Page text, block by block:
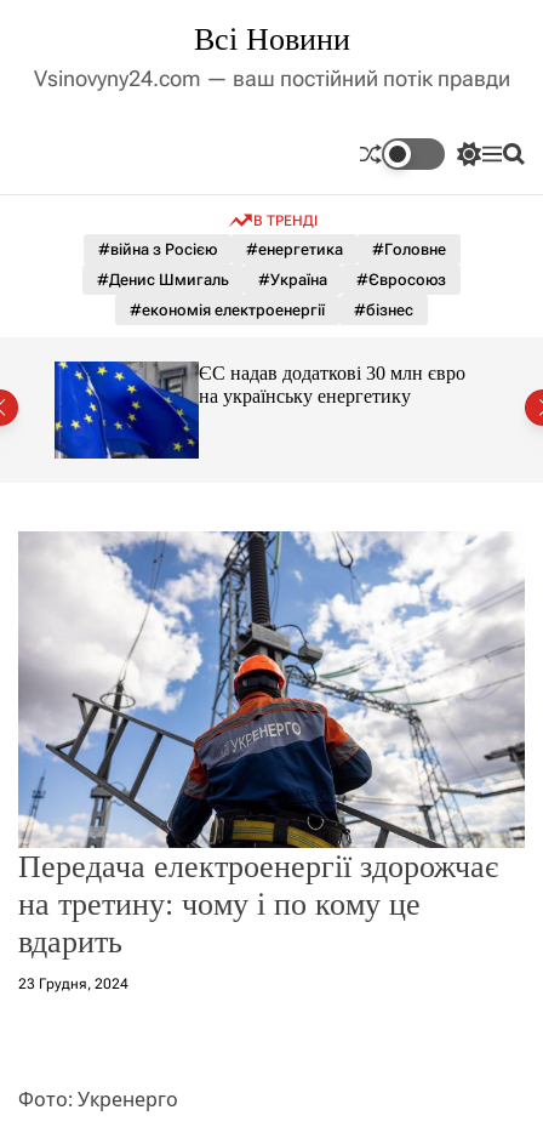
д
у
Всі Новини
Vsinovyny24.com — ваш постійний потік правди
П
м
к
о
р
е
ж
и
м
у
М П
В ТРЕНДІ
#війна з Росією #енергетика
#Головне
#Денис Шмигаль
#Україна
#Євросоюз
#економія електроенергії
#бізнес
ЄС надав додаткові 30 млн євро
на українську енергетику
Передача електроенергії здорожчає
на третину: чому і по кому це
вдарить
23 Грудня, 2024
Фото: Укренерго